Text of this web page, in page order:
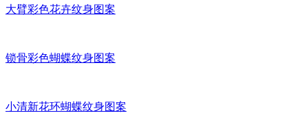
大臂彩色花卉纹身图案
锁骨彩色蝴蝶纹身图案
小清新花环蝴蝶纹身图案